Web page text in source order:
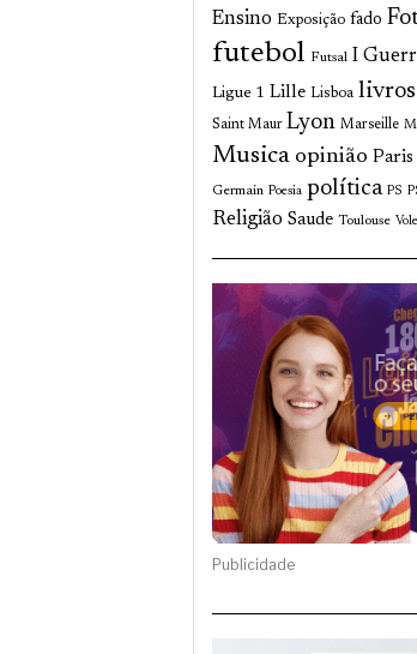
Ensino Exposição fado
futebol Futsal I
Ligue 1 Lille Lisboa livros
Saint Maur Lyon Marseille
Musica opinião Paris
Germain Poesia política PS
Religião Saude Toulouse
Publicidade